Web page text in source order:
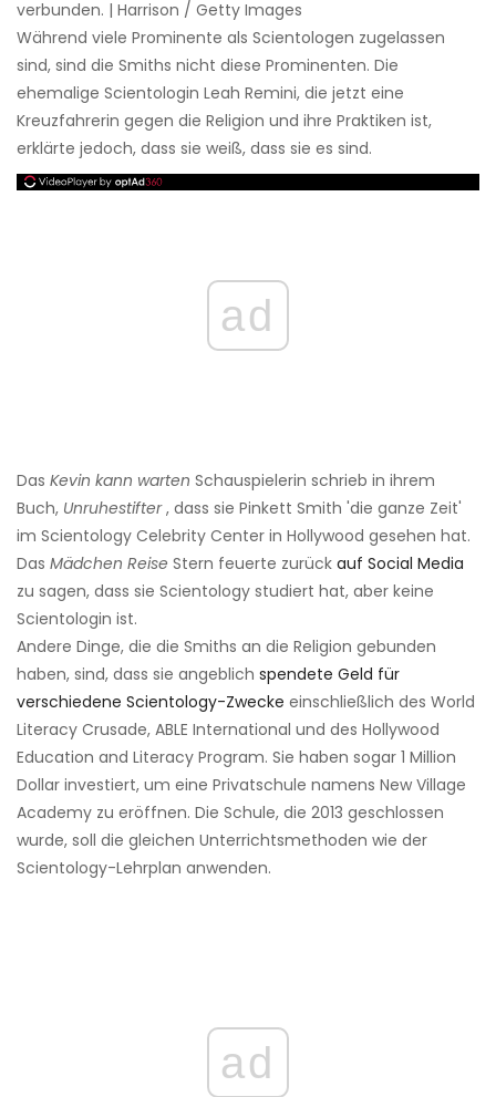
verbunden. | Harrison / Getty Images
Während viele Prominente als Scientologen zugelassen
sind, sind die Smiths nicht diese Prominenten. Die
ehemalige Scientologin Leah Remini, die jetzt eine
Kreuzfahrerin gegen die Religion und ihre Praktiken ist,
erklärte jedoch, dass sie weiß, dass sie es sind.
ad
Das Kevin kann warten Schauspielerin schrieb in ihrem
Buch, Unruhestifter, dass sie Pinkett Smith 'die ganze Zeit'
im Scientology Celebrity Center in Hollywood gesehen hat.
Das Mädchen Reise Stern feuerte zurück auf Social Media
zu sagen, dass sie Scientology studiert hat, aber keine
Scientologin ist.
Andere Dinge, die die Smiths an die Religion gebunden
haben, sind, dass sie angeblich spendete Geld für
verschiedene Scientology-Zwecke einschließlich des World
Literacy Crusade, ABLE International und des Hollywood
Education and Literacy Program. Sie haben sogar 1 Million
Dollar investiert, um eine Privatschule namens New Village
Academy zu eröffnen. Die Schule, die 2013 geschlossen
wurde, soll die gleichen Unterrichtsmethoden wie der
Scientology-Lehrplan anwenden.
ad